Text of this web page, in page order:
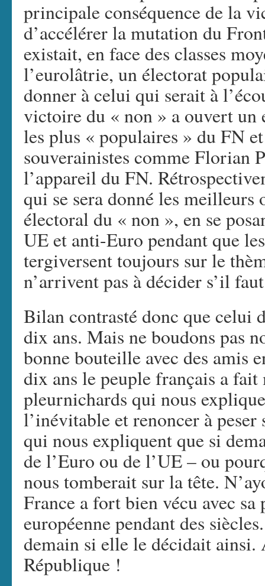
principale conséquence de la
d’accélérer la mutation du
existait, en face des classes
l’eurolâtrie, un électorat
donner à celui qui serait à
victoire du « non » a ouvert un
les plus « populaires » du FN
souverainistes comme Florian
l’appareil du FN.
qui se sera donné les
électoral du « non », en se
UE et anti-Euro pendant que
tergiversent toujours sur le
n’arrivent pas à décider s’il
Bilan contrasté donc que celui
dix ans. Mais ne boudons pas
bonne bouteille avec des amis
dix ans le peuple français a
pleurnichards qui nous
l’inévitable et renoncer à
qui nous expliquent que si
de l’Euro ou de l’UE – ou
nous tomberait sur la tête.
France a fort bien vécu avec
européenne pendant des
demain si elle le décidait
République !